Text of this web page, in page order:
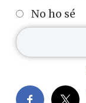
No ho sé